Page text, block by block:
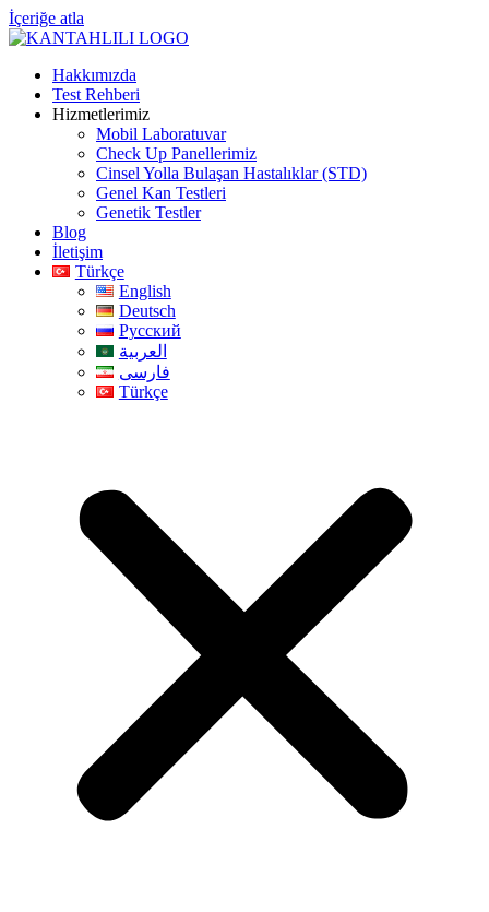
İçeriğe atla
Hakkımızda
Test Rehberi
Hizmetlerimiz
Mobil Laboratuvar
Check Up Panellerimiz
Cinsel Yolla Bulaşan Hastalıklar (STD)
Genel Kan Testleri
Genetik Testler
Blog
İletişim
Türkçe
English
Deutsch
Русский
العربية
فارسی
Türkçe